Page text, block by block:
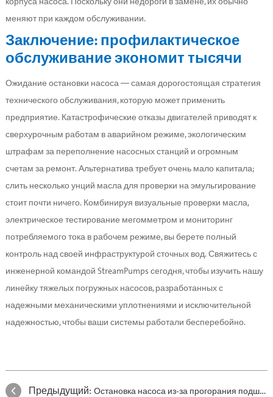
меняют при каждом обслуживании.
Заключение: профилактическое
обслуживание экономит тысячи
Ожидание остановки насоса — самая дорогостоящая стратегия
технического обслуживания, которую может применить
предприятие. Катастрофические отказы двигателей приводят к
сверхурочным работам в аварийном режиме, экологическим
штрафам за переполнение насосных станций и огромным
счетам за ремонт. Альтернатива требует очень мало капитала;
слить несколько унций масла для проверки на эмульгирование
стоит почти ничего. Комбинируя визуальные проверки масла,
электрическое тестирование мегомметром и мониторинг
потребляемого тока в рабочем режиме, вы берете полный
контроль над своей инфраструктурой сточных вод. Свяжитесь с
инженерной командой StreamPumps сегодня, чтобы изучить нашу
линейку тяжелых погружных насосов, разработанных с
надежными механическими уплотнениями и исключительной
надежностью, чтобы ваши системы работали бесперебойно.
Предыдущий: Остановка насоса из-за прогорания подшипников: руководство по устранению неполадок